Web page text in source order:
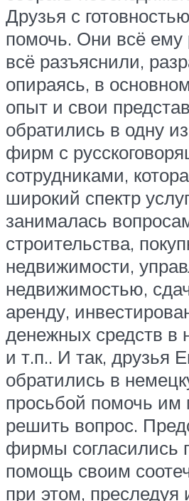
Друзья с
помочь. Они всё ему
всё разъяснили,
опираясь, в
опыт и свои
обратились в одну
фирм с
сотрудниками,
широкий спектр
занималась
строительства,
недвижимости,
недвижимостью,
аренду,
денежных средств в
и т.п.. И так, друзья
обратились в
просьбой помочь им
решить вопрос.
фирмы согласились
помощь своим
при этом, преследуя